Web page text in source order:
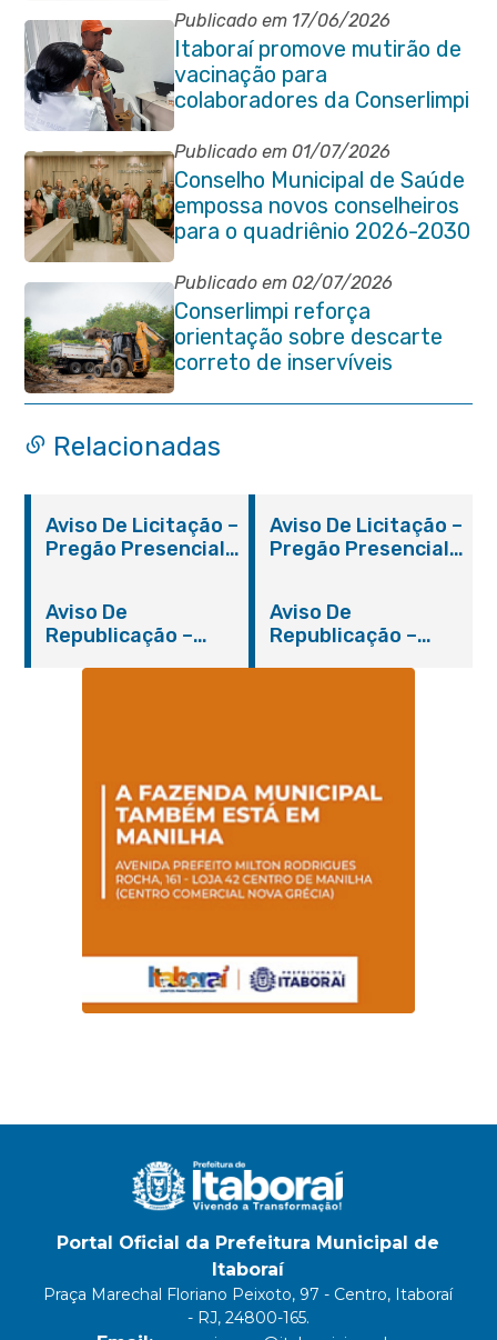
Publicado em 17/06/2026
Itaboraí promove mutirão de
vacinação para
colaboradores da Conserlimpi
Publicado em 01/07/2026
Conselho Municipal de Saúde
empossa novos conselheiros
para o quadriênio 2026-2030
Publicado em 02/07/2026
Conserlimpi reforça
orientação sobre descarte
correto de inservíveis
Relacionadas
Aviso De Licitação –
Pregão Presencial
Aviso De Licitação –
Pregão Presencial
Aviso De
Republicação –
Aviso De
Republicação –
Portal Oficial da Prefeitura Municipal de
Itaboraí
Praça Marechal Floriano Peixoto, 97 - Centro, Itaboraí
- RJ, 24800-165.